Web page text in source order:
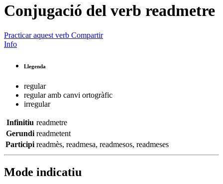
Conjugació del verb readmetre
Practicar aquest verb Compartir
Info
Llegenda
regular
regular amb canvi ortogràfic
irregular
Infinitiu readmetre
Gerundi readmetent
Participi readmès, readmesa, readmesos, readmeses
Mode indicatiu